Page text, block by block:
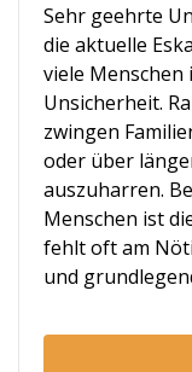
Sehr geehrte
die aktuelle
viele
Unsicherheit.
zwingen
oder über
auszuharren.
Menschen ist
fehlt oft am
und